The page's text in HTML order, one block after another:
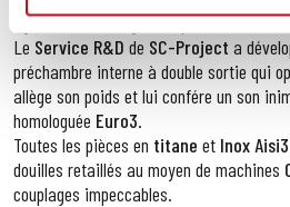
agressif et une légèreté qui se
Le Service R&D de SC-Project a
préchambre interne à double sortie qui
allège son poids et lui confére un son
homologuée Euro3.
Toutes les pièces en titane et Inox
douilles retaillés au moyen de machines
couplages impeccables.